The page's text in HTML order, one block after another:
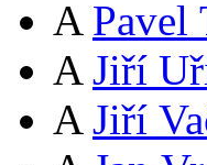
A Pavel
A Jiří
A Jiří